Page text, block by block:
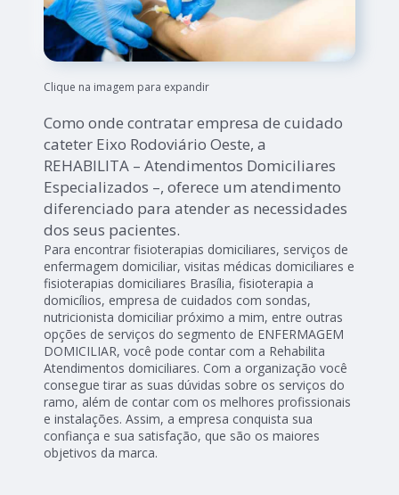
Clique na imagem para expandir
Como onde contratar empresa de cuidado
cateter Eixo Rodoviário Oeste, a
REHABILITA – Atendimentos Domiciliares
Especializados –, oferece um atendimento
diferenciado para atender as necessidades
dos seus pacientes.
Para encontrar fisioterapias domiciliares, serviços de
enfermagem domiciliar, visitas médicas domiciliares e
fisioterapias domiciliares Brasília, fisioterapia a
domicílios, empresa de cuidados com sondas,
nutricionista domiciliar próximo a mim, entre outras
opções de serviços do segmento de ENFERMAGEM
DOMICILIAR, você pode contar com a Rehabilita
Atendimentos domiciliares. Com a organização você
consegue tirar as suas dúvidas sobre os serviços do
ramo, além de contar com os melhores profissionais
e instalações. Assim, a empresa conquista sua
confiança e sua satisfação, que são os maiores
objetivos da marca.